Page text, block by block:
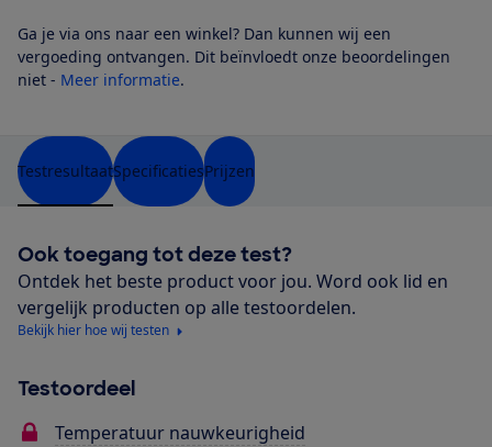
Ga je via ons naar een winkel? Dan kunnen wij een
vergoeding ontvangen. Dit beïnvloedt onze beoordelingen
niet - Meer informatie.
TestresultaatSpecificatiesPrijzen
Ook toegang tot deze test?
Ontdek het beste product voor jou. Word ook lid en
vergelijk producten op alle testoordelen.
Bekijk hier hoe wij testen
Testoordeel
Temperatuur nauwkeurigheid